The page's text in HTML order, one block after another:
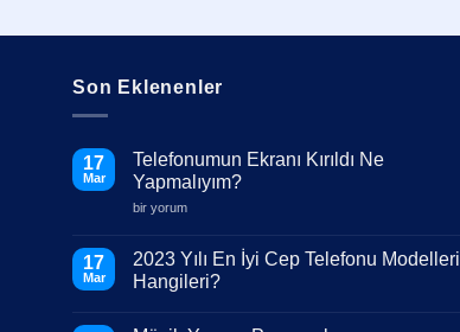
Son Eklenenler
17
Mar
Telefonumun Ekranı Kırıldı Ne
Yapmalıyım?
Telefonumun
Ne
Yapmalıyım?
için
bir yorum
17
Mar
2023 Yılı En İyi Cep Telefonu Modelleri
Hangileri?